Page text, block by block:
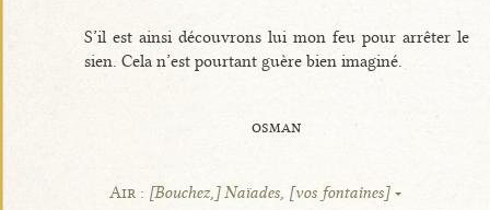
S’il est ainsi découvrons lui mon feu pour arrêter le
sien. Cela n’est pourtant guère bien imaginé.
osman
Air : [Bouchez,] Naïades, [vos fontaines]